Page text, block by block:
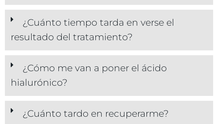
¿Cuánto tiempo tarda en verse el
resultado del tratamiento?
¿Cómo me van a poner el ácido
hialurónico?
¿Cuánto tardo en recuperarme?